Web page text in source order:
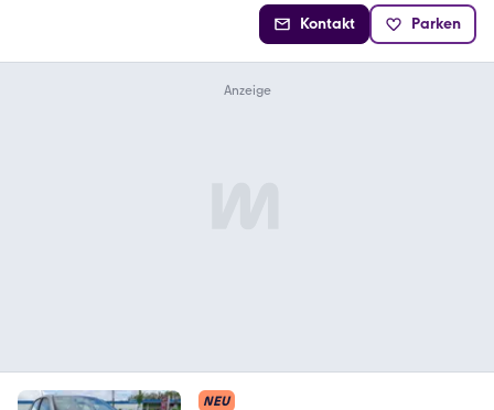
Kontakt Parken
NEU